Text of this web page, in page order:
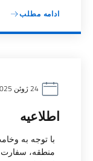
ادامه مطلب
اطلاعیه
با توجه به
منطقه، سفارت